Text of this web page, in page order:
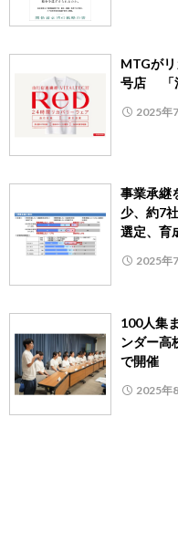
MTGが
号店 「
2025年
事業承継
少、約7
選定、育
2025年
100人集
ンダー高
で開催
2025年